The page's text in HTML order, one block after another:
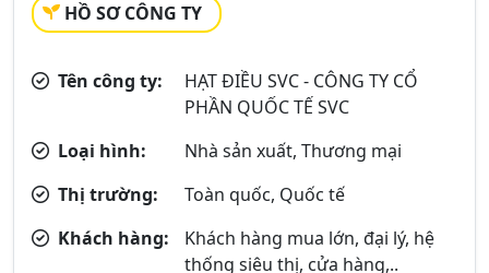
HỒ SƠ CÔNG TY
Tên công ty:
HẠT ĐIỀU SVC - CÔNG TY CỔ
PHẦN QUỐC TẾ SVC
Loại hình:
Nhà sản xuất, Thương mại
Thị trường:
Toàn quốc, Quốc tế
Khách hàng:
Khách hàng mua lớn, đại lý, hệ
thống siêu thị, cửa hàng,..